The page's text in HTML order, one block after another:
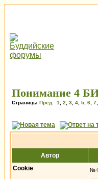
Понимание 4 БИ
Страницы Пред. 1 2 3 4 5 6 7
Автор
Cookie
№